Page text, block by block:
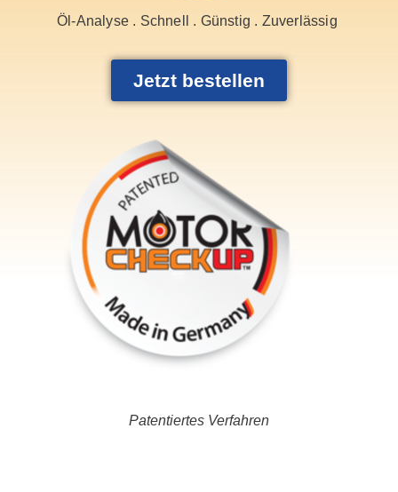
Öl-Analyse . Schnell . Günstig . Zuverlässig
Jetzt bestellen
Patentiertes Verfahren